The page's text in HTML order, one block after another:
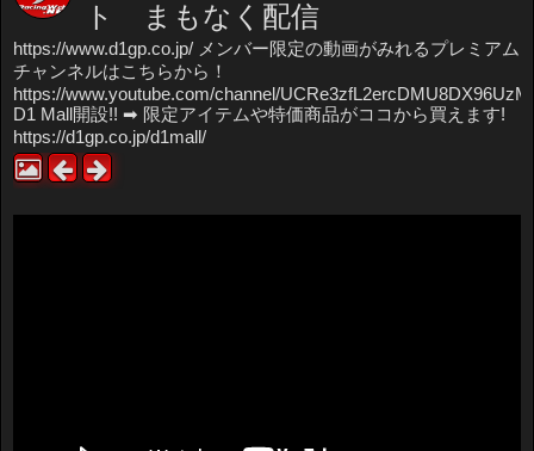
ト まもなく配信
https://www.d1gp.co.jp/ メンバー限定の動画がみれるプレミアム
チャンネルはこちらから！
https://www.youtube.com/channel/
D1 Mall開設!! ➡ 限定アイテムや特価商品がココから買えます!
https://d1gp.co.jp/d1mall/